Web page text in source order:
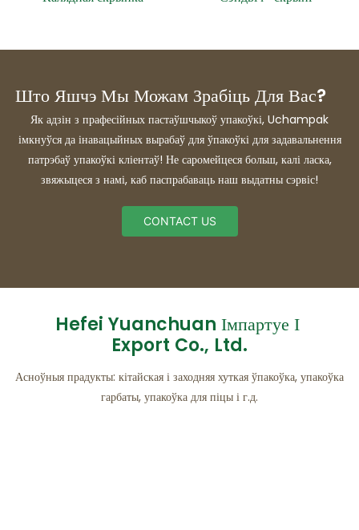
Што Яшчэ Мы Можам Зрабіць Для Вас?
Як адзін з прафесійных пастаўшчыкоў упакоўкі, Uchampak
імкнуўся да інавацыйных вырабаў для ўпакоўкі для задавальнення
патрэбаў упакоўкі кліентаў! Не саромейцеся больш, калі ласка,
звяжыцеся з намі, каб паспрабаваць наш выдатны сэрвіс!
CONTACT US
Hefei Yuanchuan Імпартуе І
Export Co., Ltd.
Асноўныя прадукты: кітайская і заходняя хуткая ўпакоўка, упакоўка
гарбаты, упакоўка для піцы і г.д.